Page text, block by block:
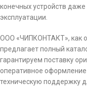
конечных устройств
эксплуатации.
ООО «ЧИПКОНТАКТ», как
предлагает полный
гарантируем поставку
оперативное
техническую поддержку